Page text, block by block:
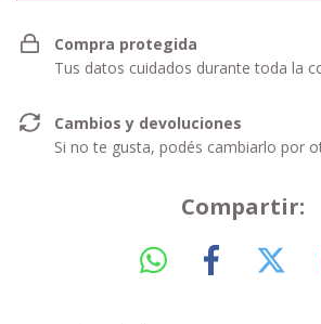
Compra protegida
Tus datos cuidados durante toda la
Cambios y devoluciones
Si no te gusta, podés cambiarlo por
Compartir: